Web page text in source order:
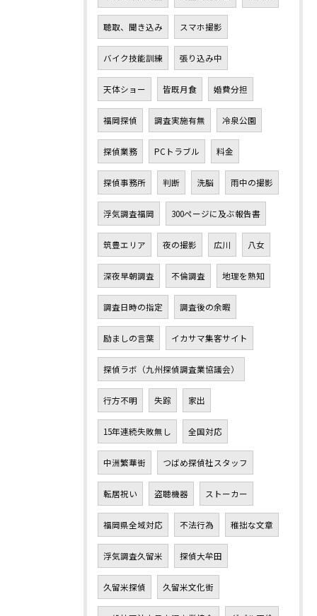
聴取、聞き込み スマホ撮影
バイク技能訓練 張り込み中
天体ショー 皆既月食 婚費分担
福岡探偵 調査実施有無 冷泉公園
探偵業務 PCトラブル 料金
探偵事務所 判断 洗脳 雨中の撮影
浮気調査福岡 300ページに及ぶ報告書
筑豊エリア 夜の撮影 広川 八女
深夜早朝調査 不倫調査 地理を熟知
調査日時の指定 調査後の余暇
励ましの言葉 イカサマ集客サイト
探偵ラボ（九州探偵調査業協議会）
行方不明 失踪 家出
15年連続失敗無し 全国対応
中洲繁華街 つばめ探偵社スタッフ
転居祝い 盗聴機器 ストーカー
福岡県全域対応 不法行為 稚拙な文章
浮気調査久留米 探偵大牟田
久留米探偵 久留米文化街